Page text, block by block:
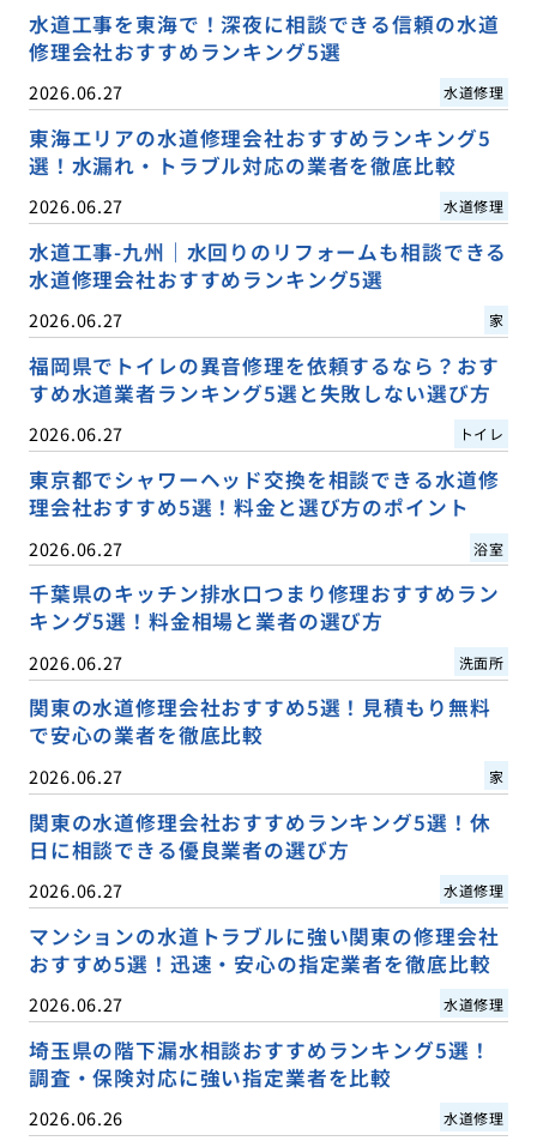
水道工事を東海で！深夜に相談できる信頼の水道
修理会社おすすめランキング5選
2026.06.27 水道修理
東海エリアの水道修理会社おすすめランキング5
選！水漏れ・トラブル対応の業者を徹底比較
2026.06.27 水道修理
水道工事-九州｜水回りのリフォームも相談できる
水道修理会社おすすめランキング5選
2026.06.27 家
福岡県でトイレの異音修理を依頼するなら？おす
すめ水道業者ランキング5選と失敗しない選び方
2026.06.27 トイレ
東京都でシャワーヘッド交換を相談できる水道修
理会社おすすめ5選！料金と選び方のポイント
2026.06.27 浴室
千葉県のキッチン排水口つまり修理おすすめラン
キング5選！料金相場と業者の選び方
2026.06.27 洗面所
関東の水道修理会社おすすめ5選！見積もり無料
で安心の業者を徹底比較
2026.06.27 家
関東の水道修理会社おすすめランキング5選！休
日に相談できる優良業者の選び方
2026.06.27 水道修理
マンションの水道トラブルに強い関東の修理会社
おすすめ5選！迅速・安心の指定業者を徹底比較
2026.06.27 水道修理
埼玉県の階下漏水相談おすすめランキング5選！
調査・保険対応に強い指定業者を比較
2026.06.26 水道修理